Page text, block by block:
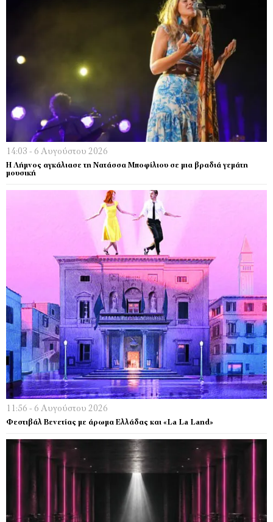
14:03 - 6 Αυγούστου 2026
Η Λήμνος αγκάλιασε τη Νατάσσα Μποφίλιου σε μια βραδιά γεμάτη
μουσική
11:56 - 6 Αυγούστου 2026
Φεστιβάλ Βενετίας με άρωμα Ελλάδας και «La La Land»